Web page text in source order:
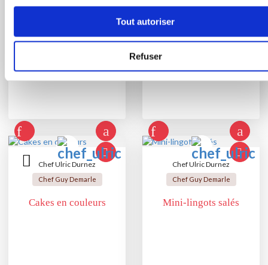
Tout autoriser
Refuser
salés
Chef Ulric Durnez
Chef Guy Demarle
Cakes en couleurs
Chef Ulric Durnez
Chef Guy Demarle
Mini-lingots salés